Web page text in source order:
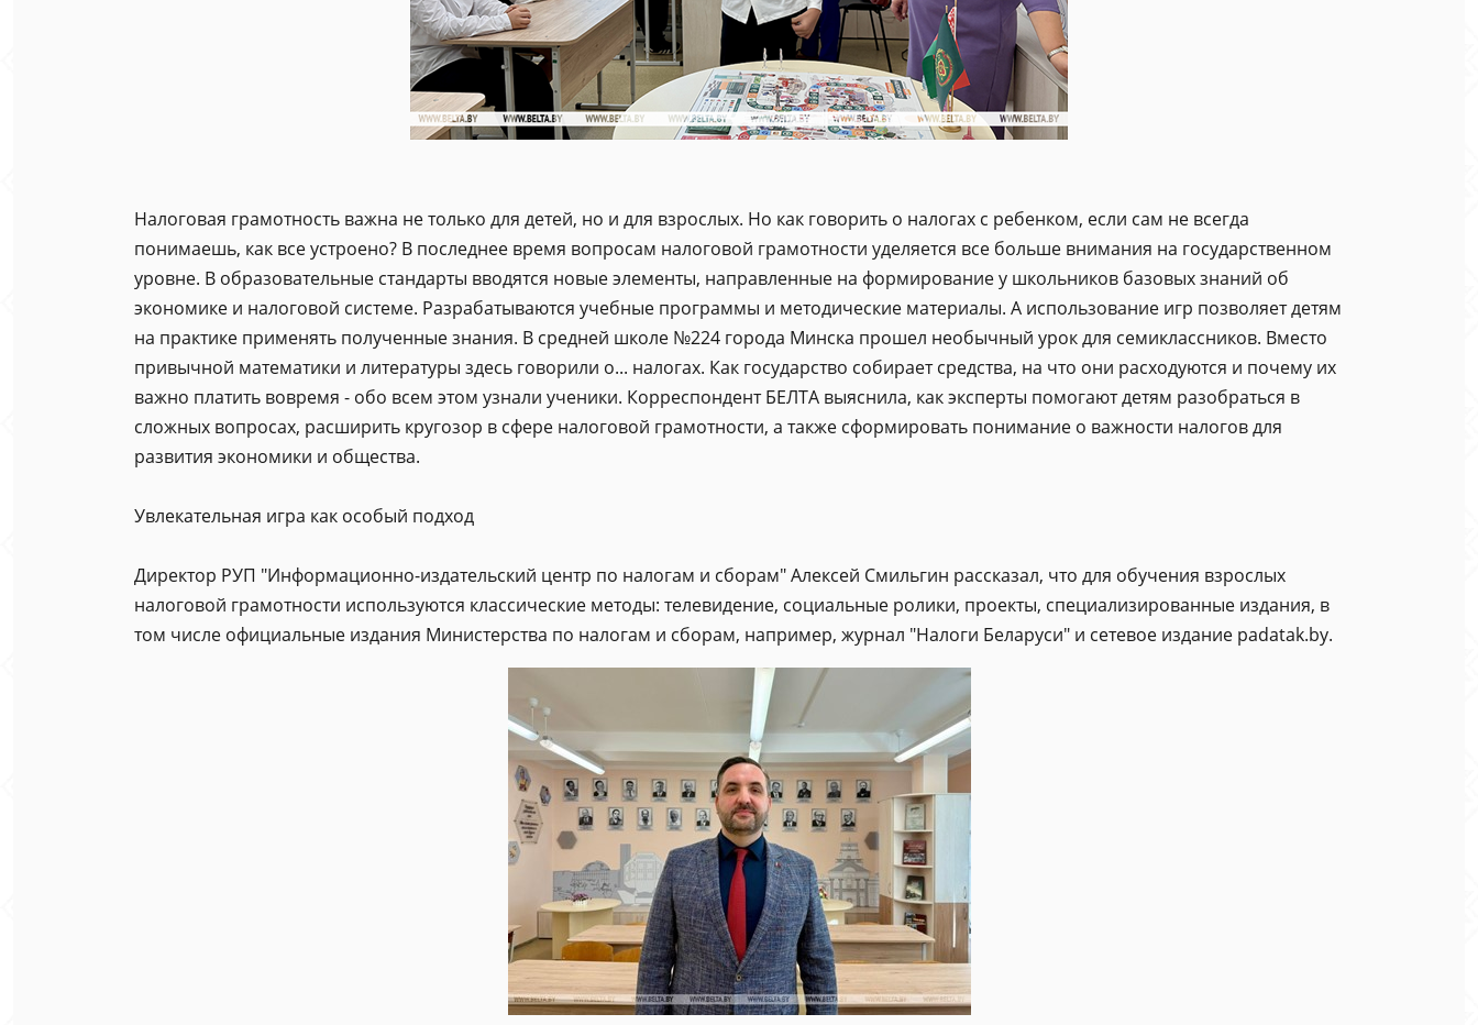
Налоговая грамотность важна не только для детей, но и для взрослых. Но как говорить о налогах с ребенком, если сам не всегда
понимаешь, как все устроено? В последнее время вопросам налоговой грамотности уделяется все больше внимания на государственном
уровне. В образовательные стандарты вводятся новые элементы, направленные на формирование у школьников базовых знаний об
экономике и налоговой системе. Разрабатываются учебные программы и методические материалы. А использование игр позволяет детям
на практике применять полученные знания. В средней школе №224 города Минска прошел необычный урок для семиклассников. Вместо
привычной математики и литературы здесь говорили о... налогах. Как государство собирает средства, на что они расходуются и почему их
важно платить вовремя - обо всем этом узнали ученики. Корреспондент БЕЛТА выяснила, как эксперты помогают детям разобраться в
сложных вопросах, расширить кругозор в сфере налоговой грамотности, а также сформировать понимание о важности налогов для
развития экономики и общества.
Увлекательная игра как особый подход
Директор РУП "Информационно-издательский центр по налогам и сборам" Алексей Смильгин рассказал, что для обучения взрослых
налоговой грамотности используются классические методы: телевидение, социальные ролики, проекты, специализированные издания, в
том числе официальные издания Министерства по налогам и сборам, например, журнал "Налоги Беларуси" и сетевое издание padatak.by.